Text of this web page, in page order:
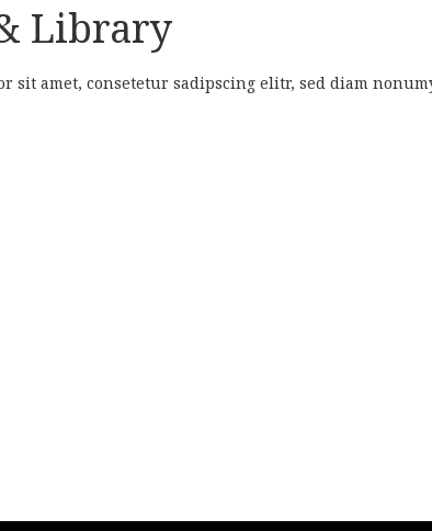
Library
sit amet, consetetur sadipscing elitr, sed diam